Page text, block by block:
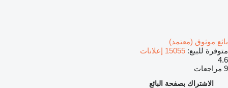
بائع موثوق (معتمد)
متوفرة للبيع: 15055 إعلانات
4.6
9 مراجعات
الاشتراك بصفحة البائع